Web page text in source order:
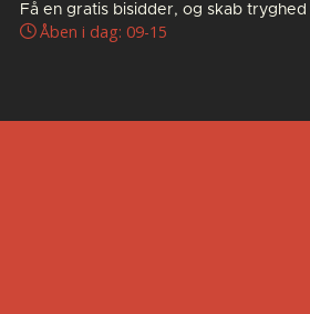
Få en gratis bisidder, og skab
Åben i dag: 09-15